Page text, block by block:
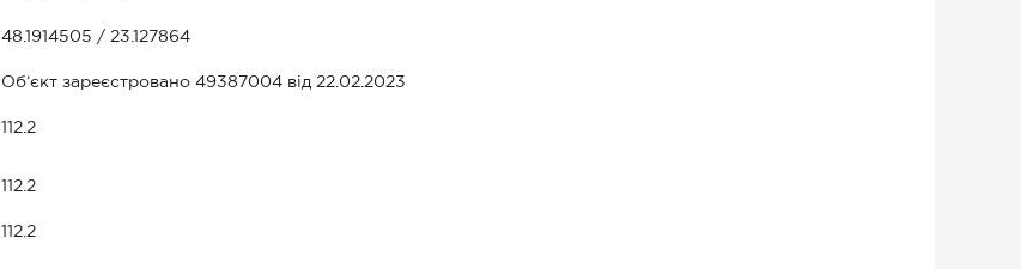
48.1914505 / 23.127864
Об’єкт зареєстровано 49387004 від 22.02.2023
112.2
112.2
112.2